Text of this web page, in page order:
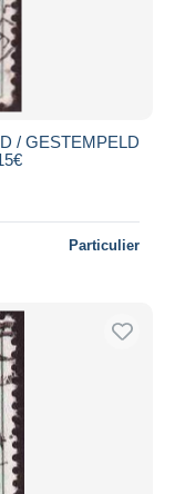
/ GESTEMPELD
Particulier